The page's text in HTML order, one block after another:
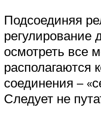
Подсоединяя
регулирование
осмотреть все
располагаются
соединения –
Следует не